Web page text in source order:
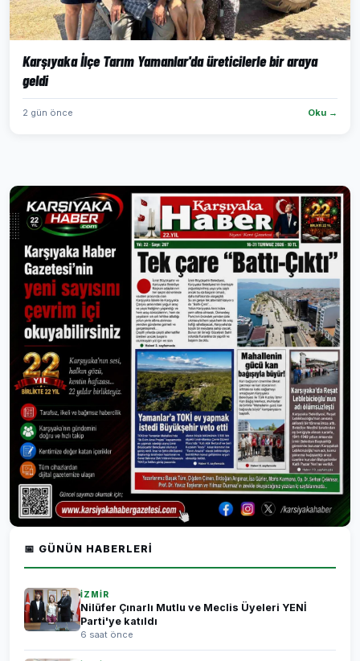
Karşıyaka İlçe Tarım Yamanlar'da üreticilerle bir araya
geldi
2 gün önce Oku →
📅 GÜNÜN HABERLERI
İZMİR
Nilüfer Çınarlı Mutlu ve Meclis Üyeleri YENİ
Parti'ye katıldı
6 saat önce